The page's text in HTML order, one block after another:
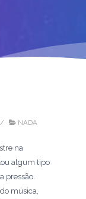
/ NADA
na
algum tipo
pressão.
música,